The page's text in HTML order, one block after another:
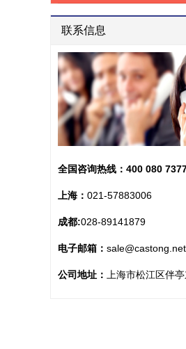
联系信息
全国咨询热线： 400 080
上海： 021-57883006
成都:028-89141879
电子邮箱： sale@castong.net
公司地址： 上海市松江区伴